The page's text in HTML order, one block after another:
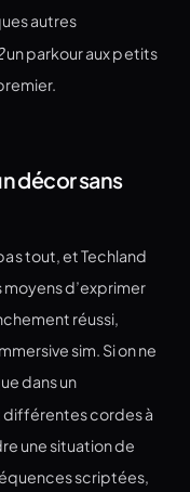
autres
un parkour aux petits
décor sans
tout, et Techland
moyens d’exprimer
réussi,
sim. Si on ne
dans un
différentes cordes à
une situation de
scriptées,